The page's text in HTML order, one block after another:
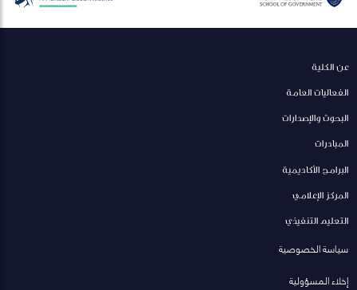
عن الكلية
الفعاليات العامة
البحوث والإصدارات
المبادرات
البرامج الأكاديمية
المركز الإعلامي
التعليم التنفيذي
سياسة الخصوصية
إخلاء المسؤولية